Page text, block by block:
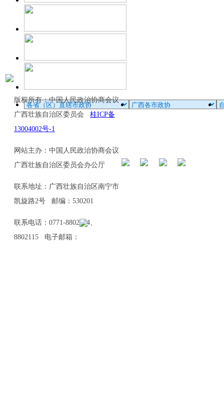
版权所有：中国人民政治协商会议
广西壮族自治区委员会 桂ICP备
13004002号-1
网站主办：中国人民政治协商会议
广西壮族自治区委员会办公厅
联系地址：广西壮族自治区南宁市
凯旋路2号 邮编：530201
联系电话：0771-8802114、
8802115 电子邮箱：